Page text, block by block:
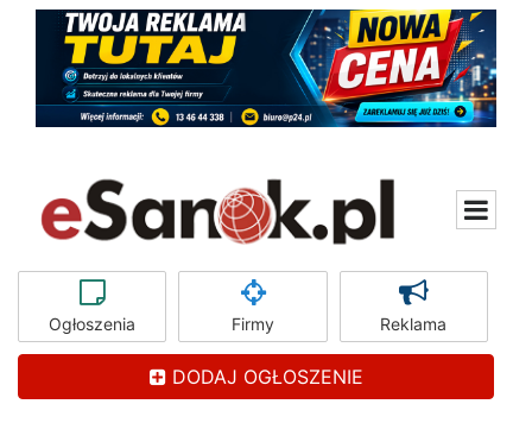
Ogłoszenia Firmy Reklama
DODAJ OGŁOSZENIE